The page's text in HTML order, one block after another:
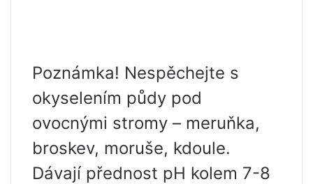
Poznámka! Nespěchejte s
okyselením půdy pod
ovocnými stromy – meruňka,
broskev, moruše, kdoule.
Dávají přednost pH kolem 7-8